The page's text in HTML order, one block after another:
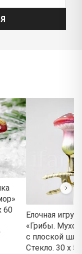
60
Елочная
«Грибы.
с плоской
Стекло. 30 x